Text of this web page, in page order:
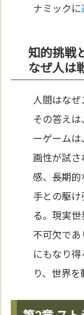
ナミックに
知的挑戦
なぜ人は
人間はなぜ
その答え
ーゲーム
画性が試
感、長期
手との駆
る。現実
不可欠で
にもなり
り、世界